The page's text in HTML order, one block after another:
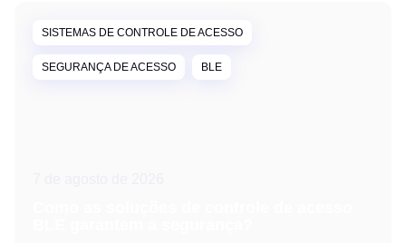
SISTEMAS DE CONTROLE DE ACESSO
SEGURANÇA DE ACESSO BLE